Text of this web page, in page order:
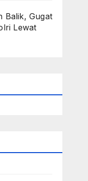
Balik, Gugat
Lewat